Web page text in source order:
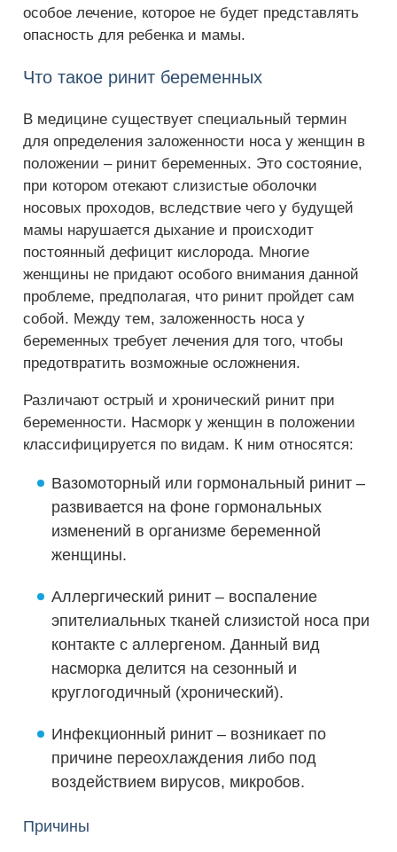
особое лечение, которое не будет представлять
опасность для ребенка и мамы.
Что такое ринит беременных
В медицине существует специальный термин
для определения заложенности носа у женщин в
положении – ринит беременных. Это состояние,
при котором отекают слизистые оболочки
носовых проходов, вследствие чего у будущей
мамы нарушается дыхание и происходит
постоянный дефицит кислорода. Многие
женщины не придают особого внимания данной
проблеме, предполагая, что ринит пройдет сам
собой. Между тем, заложенность носа у
беременных требует лечения для того, чтобы
предотвратить возможные осложнения.
Различают острый и хронический ринит при
беременности. Насморк у женщин в положении
классифицируется по видам. К ним относятся:
Вазомоторный или гормональный ринит –
развивается на фоне гормональных
изменений в организме беременной
женщины.
Аллергический ринит – воспаление
эпителиальных тканей слизистой носа при
контакте с аллергеном. Данный вид
насморка делится на сезонный и
круглогодичный (хронический).
Инфекционный ринит – возникает по
причине переохлаждения либо под
воздействием вирусов, микробов.
Причины